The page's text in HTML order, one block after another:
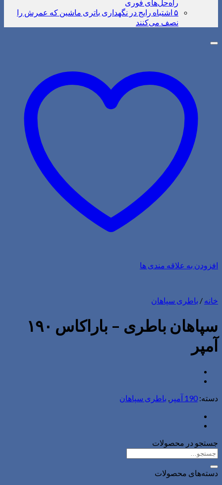
راه‌حل‌های فوری
۵ اشتباه رایج در نگهداری باتری ماشین که عمرش را
نصف می‌کنند
افزودن به علاقه مندی ها
خانه / باطری سپاهان
سپاهان باطری – باراکاس ۱۹۰
آمپر
دسته: 190 آمپر , باطری سپاهان
جستجو در محصولات
جستجو
برای:
دسته‌های محصولات